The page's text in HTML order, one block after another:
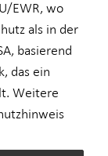
EWR, wo
als in der
basierend
das ein
Weitere